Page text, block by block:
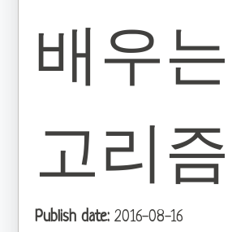
배우
고리즘
Publish date:2016-08-16